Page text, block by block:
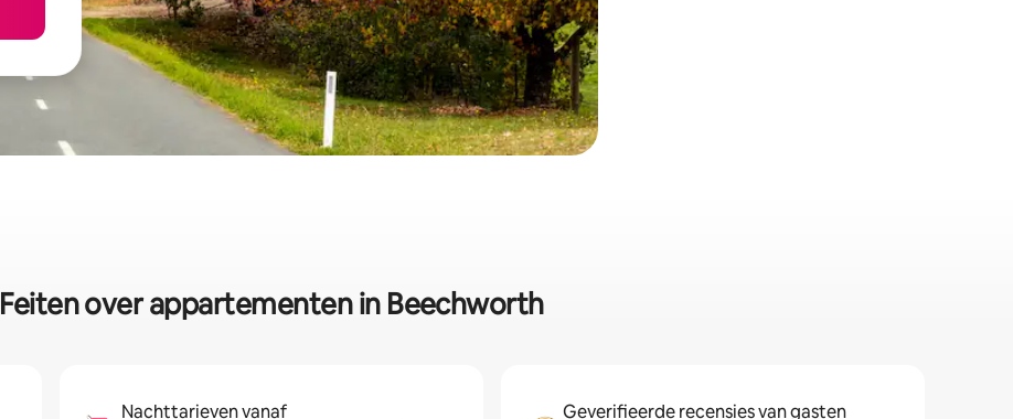
Feiten over appartementen in Beechworth
Nachttarieven vanaf Geverifieerde recensies van gasten